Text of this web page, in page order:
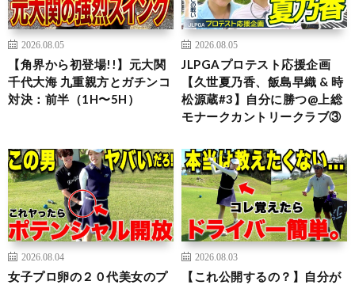
2026.08.05
【角界から初登場!!】元大関
千代大海 九重親方とガチンコ
対決：前半（1H〜5H）
2026.08.05
JLPGAプロテスト応援企画
【久世夏乃香、飯島早織 & 時
松源蔵#3】自分に勝つ@上総
モナークカントリークラブ③
2026.08.04
女子プロ卵の２０代美女のプ
2026.08.03
【これ公開するの？】自分が